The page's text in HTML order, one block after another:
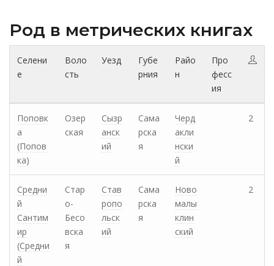
Род в метрических книгах
Селени
е
Воло
сть
Уезд
Губе
рния
Райо
н
Про
фесс
ия
Поповк
а
(Попов
ка)
Озер
ская
Сызр
анск
ий
Сама
рска
я
Черд
акли
нски
й
2
Средни
й
Сантим
ир
(Средни
й
Стар
о-
Бесо
вска
я
Став
ропо
льск
ий
Сама
рска
я
Ново
малы
клин
ский
2